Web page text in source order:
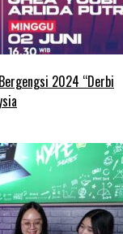
2024 “Derbi